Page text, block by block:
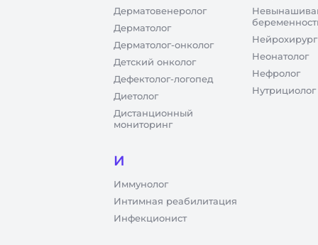
Дерматовенеролог
Дерматолог
Дерматолог-онколог
Детский онколог
Дефектолог-логопед
Диетолог
Дистанционный
мониторинг
И
Иммунолог
Интимная реабилитация
Инфекционист
Нейрохирург
Неонатолог
Нефролог
Нутрициолог